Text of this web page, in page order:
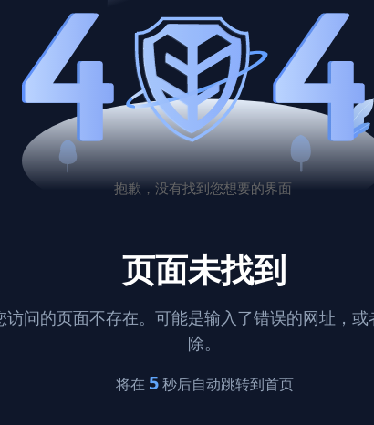
页面未找到
访问的页面不存在。可能是输入了错误的网址，
除。
将在 5秒后自动跳转到首页